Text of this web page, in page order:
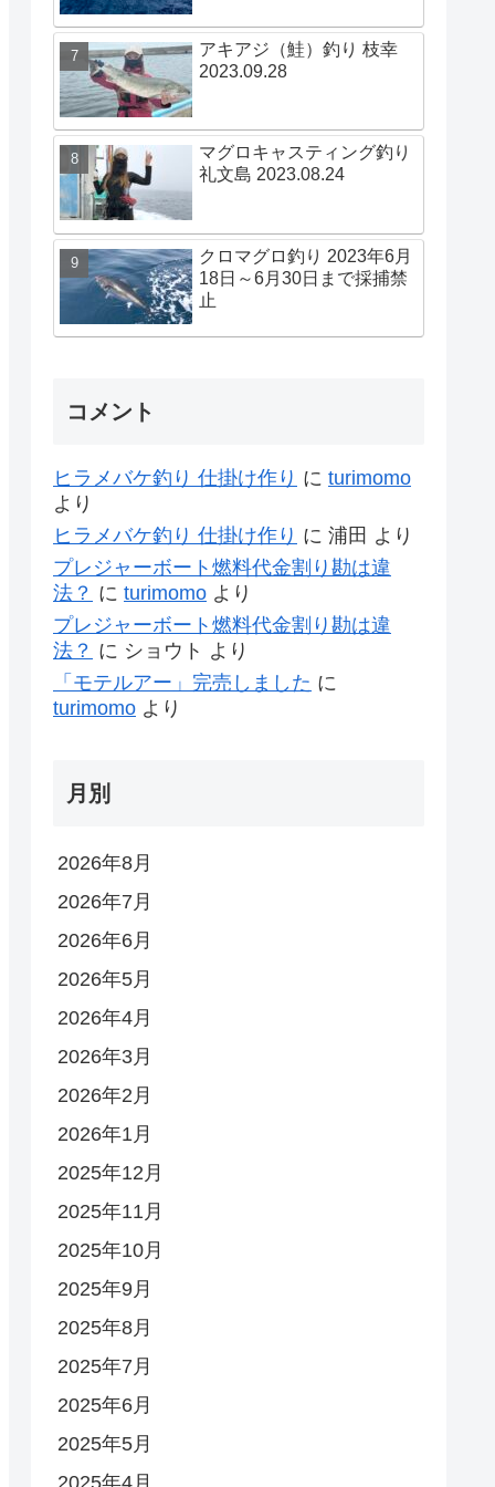
アキアジ（鮭）釣り 枝幸
2023.09.28
マグロキャスティング釣り
礼文島 2023.08.24
クロマグロ釣り 2023年6月
18日～6月30日まで採捕禁
止
コメント
ヒラメバケ釣り 仕掛け作り に turimomo
より
ヒラメバケ釣り 仕掛け作り に 浦田 より
プレジャーボート燃料代金割り勘は違
法？ に turimomo より
プレジャーボート燃料代金割り勘は違
法？ に ショウト より
「モテルアー」完売しました に
turimomo より
月別
2026年8月
2026年7月
2026年6月
2026年5月
2026年4月
2026年3月
2026年2月
2026年1月
2025年12月
2025年11月
2025年10月
2025年9月
2025年8月
2025年7月
2025年6月
2025年5月
2025年4月